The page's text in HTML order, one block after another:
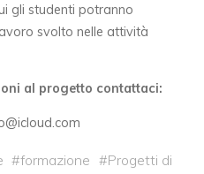
gli studenti potranno
svolto nelle attività
al progetto contattaci:
#formazione #Progetti di